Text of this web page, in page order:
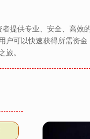
提供专业、安全、高
户可以快速获得所需资
。